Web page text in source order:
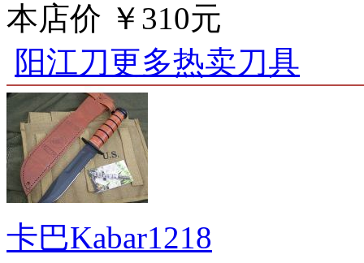
本店价 ￥310元
阳江刀更多热卖刀具
卡巴Kabar1218